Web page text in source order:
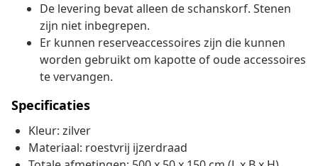
De levering bevat alleen de schanskorf. Stenen
zijn niet inbegrepen.
Er kunnen reserveaccessoires zijn die kunnen
worden gebruikt om kapotte of oude accessoires
te vervangen.
Specificaties
Kleur: zilver
Materiaal: roestvrij ijzerdraad